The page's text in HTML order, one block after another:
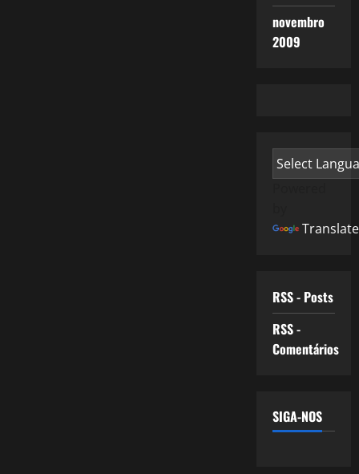
novembro
2009
Translate
RSS - Posts
RSS -
Comentários
SIGA-NOS